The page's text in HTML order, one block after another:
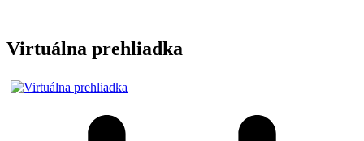
Virtuálna prehliadka